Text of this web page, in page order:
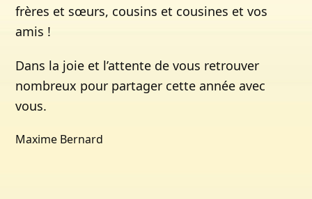
frères et sœurs, cousins et cousines et vos
amis !
Dans la joie et l’attente de vous retrouver
nombreux pour partager cette année avec
vous.
Maxime Bernard